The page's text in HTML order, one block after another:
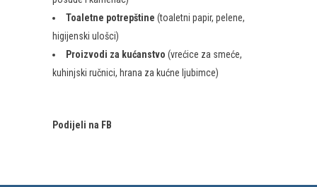
Toaletne potrepštine (toaletni papir, pelene,
higijenski ulošci)
Proizvodi za kućanstvo (vrećice za smeće,
kuhinjski ručnici, hrana za kućne ljubimce)
Podijeli na FB